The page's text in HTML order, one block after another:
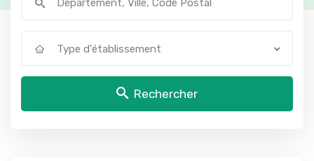
Type d'établissement
Rechercher